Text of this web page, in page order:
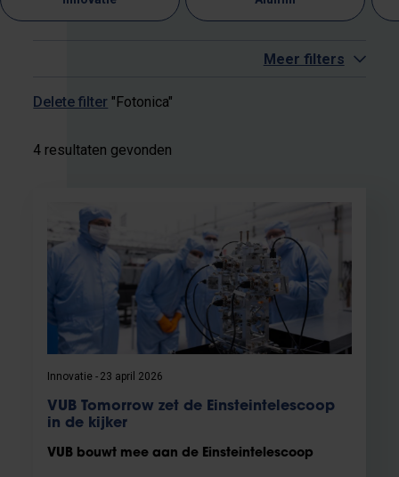
Meer filters
Delete filter "Fotonica"
4 resultaten gevonden
Innovatie 23 april 2026
VUB Tomorrow zet de Einsteintelescoop
in de kijker
VUB bouwt mee aan de Einsteintelescoop